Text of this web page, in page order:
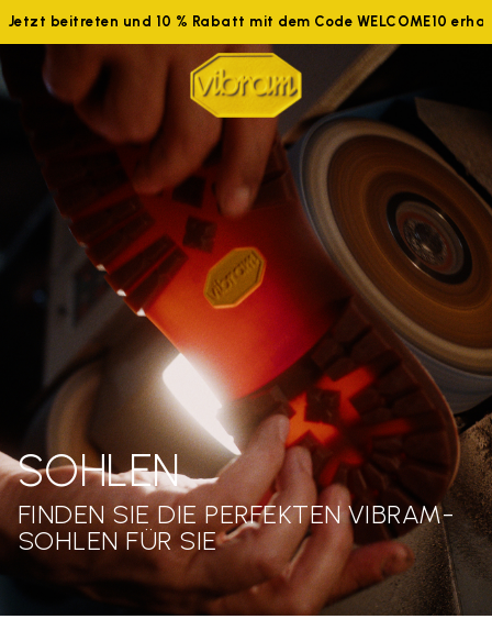
Jetzt beitreten und 10 % Rabatt mit dem Code WELCOME10
SOHLEN
FINDEN SIE DIE PERFEKTEN VIBRAM-
SOHLEN FÜR SIE